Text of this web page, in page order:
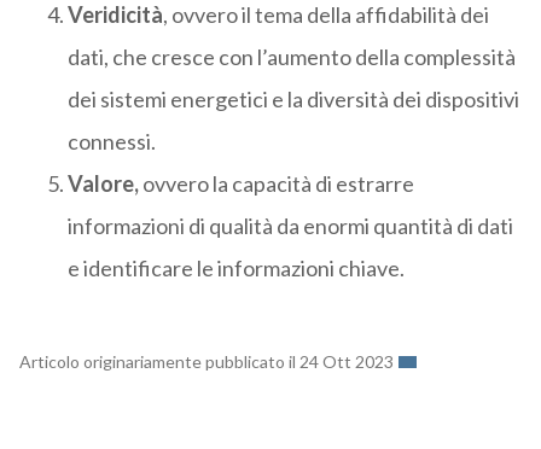
Veridicità, ovvero il tema della affidabilità dei
dati, che cresce con l’aumento della complessità
dei sistemi energetici e la diversità dei dispositivi
connessi.
Valore,ovvero la capacità di estrarre
informazioni di qualità da enormi quantità di dati
e identificare le informazioni chiave.
Articolo originariamente pubblicato il 24 Ott 2023